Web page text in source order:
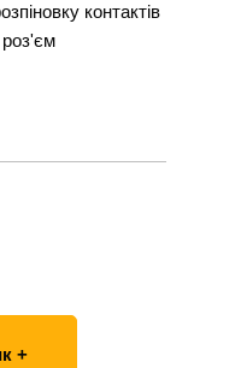
контактів
роз'єм
+